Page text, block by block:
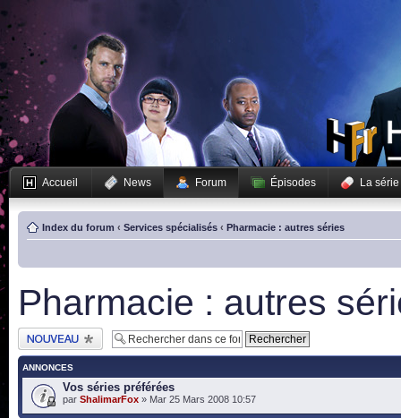
Accueil News Forum Épisodes La série
Index du forum ‹ Services spécialisés ‹ Pharmacie : autres séries
Pharmacie : autres
Publier un nouveau
sujet
ANNONCES
Vos séries préférées
par ShalimarFox » Mar 25 Mars 2008 10:57